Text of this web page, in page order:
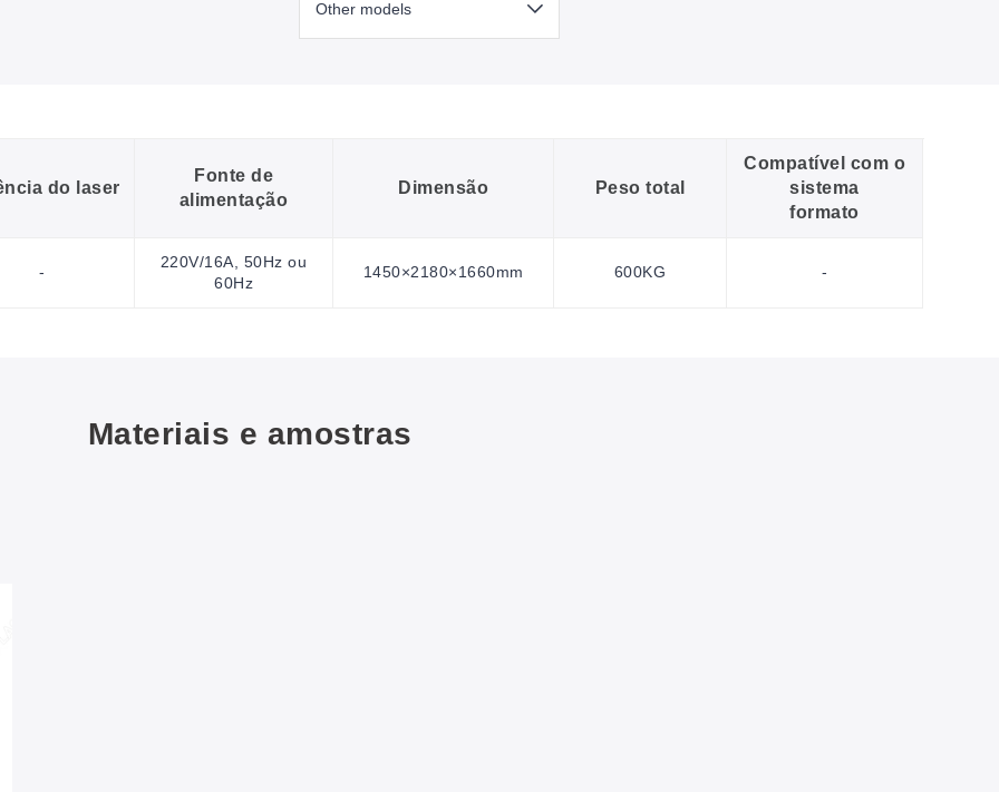
do laser
Fonte de
alimentação
Dimensão Peso total
Compatível com o
sistema
formato
-
220V/16A, 50Hz ou
60Hz
1450×2180×1660mm 600KG -
Materiais e amostras